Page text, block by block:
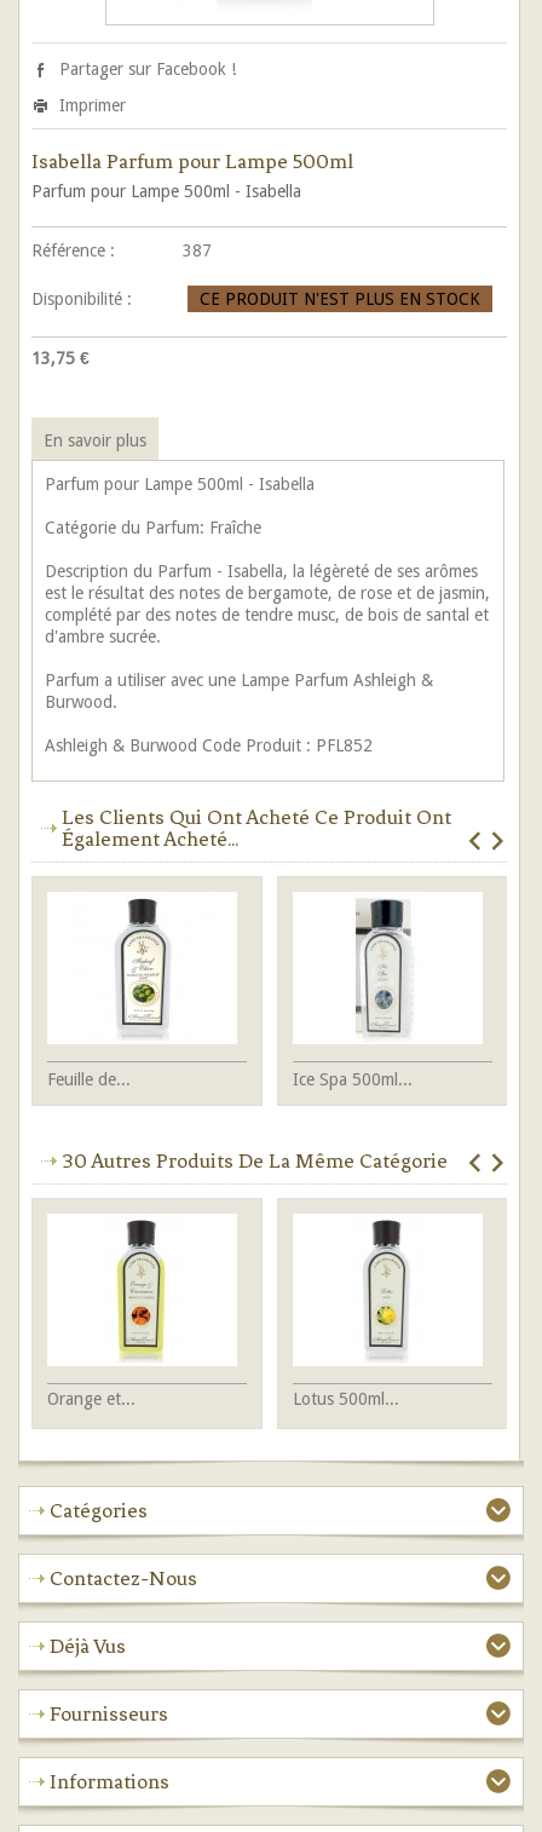
Partager sur Facebook !
Imprimer
Isabella Parfum pour Lampe 500ml
Parfum pour Lampe 500ml - Isabella
Référence : 387
Disponibilité : CE PRODUIT N'EST PLUS EN STOCK
13,75 €
En savoir plus
Parfum pour Lampe 500ml - Isabella
Catégorie du Parfum: Fraîche
Description du Parfum - Isabella, la légèreté de ses arômes
est le résultat des notes de bergamote, de rose et de jasmin,
complété par des notes de tendre musc, de bois de santal et
d'ambre sucrée.
Parfum a utiliser avec une Lampe Parfum Ashleigh &
Burwood.
Ashleigh & Burwood Code Produit : PFL852
Les Clients Qui Ont Acheté Ce Produit Ont
Également Acheté...
Feuille de... Ice Spa 500ml...
30 Autres Produits De La Même Catégorie
Orange et... Lotus 500ml...
Catégories
Contactez-Nous
Déjà Vus
Fournisseurs
Informations